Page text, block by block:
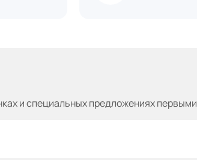
и специальных предложениях первыми